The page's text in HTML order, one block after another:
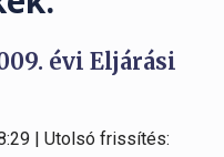
évi Eljárási
| Utolsó frissítés: